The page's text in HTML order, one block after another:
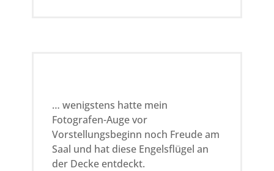
… wenigstens hatte mein
Fotografen-Auge vor
Vorstellungsbeginn noch Freude am
Saal und hat diese Engelsflügel an
der Decke entdeckt.